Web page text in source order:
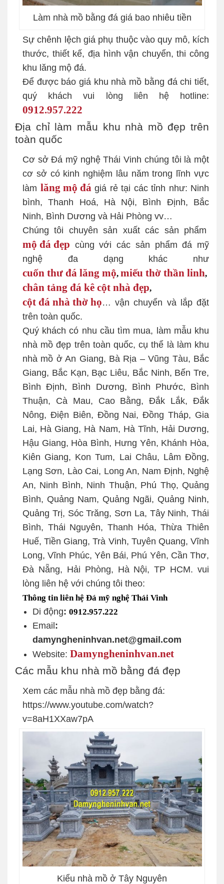
Làm nhà mồ bằng đá giá bao nhiêu tiền
Sự chênh lệch giá phụ thuộc vào quy mô, kích
thước, thiết kế, địa hình vận chuyển, thi công
khu lăng mộ đá.
Để được báo giá khu nhà mồ bằng đá chi tiết,
quý khách vui lòng liên hệ hotline:
0912.957.222
Địa chỉ làm mẫu khu nhà mồ đẹp trên
toàn quốc
Cơ sở Đá mỹ nghệ Thái Vinh chúng tôi là một
cơ sở có kinh nghiệm lâu năm trong lĩnh vực
làm lăng mộ đá giá rẻ tại các tỉnh như: Ninh
bình, Thanh Hoá, Hà Nội, Bình Định, Bắc
Ninh, Bình Dương và Hải Phòng vv…
Chúng tôi chuyên sản xuất các sản phẩm
mộ đá đẹp cùng với các sản phẩm đá mỹ
nghệ đa dạng khác như
cuốn thư đá lăng mộ, miếu thờ thần linh,
chân tảng đá kê cột nhà đẹp,
cột đá nhà thờ họ… vận chuyển và lắp đặt
trên toàn quốc.
Quý khách có nhu cầu tìm mua, làm mẫu khu
nhà mồ đẹp trên toàn quốc, cụ thể là làm khu
nhà mồ ở An Giang, Bà Rịa – Vũng Tàu, Bắc
Giang, Bắc Kạn, Bạc Liêu, Bắc Ninh, Bến Tre,
Bình Định, Bình Dương, Bình Phước, Bình
Thuận, Cà Mau, Cao Bằng, Đắk Lắk, Đắk
Nông, Điện Biên, Đồng Nai, Đồng Tháp, Gia
Lai, Hà Giang, Hà Nam, Hà Tĩnh, Hải Dương,
Hậu Giang, Hòa Bình, Hưng Yên, Khánh Hòa,
Kiên Giang, Kon Tum, Lai Châu, Lâm Đồng,
Lạng Sơn, Lào Cai, Long An, Nam Định, Nghệ
An, Ninh Bình, Ninh Thuận, Phú Thọ, Quảng
Bình, Quảng Nam, Quảng Ngãi, Quảng Ninh,
Quảng Trị, Sóc Trăng, Sơn La, Tây Ninh, Thái
Bình, Thái Nguyên, Thanh Hóa, Thừa Thiên
Huế, Tiền Giang, Trà Vinh, Tuyên Quang, Vĩnh
Long, Vĩnh Phúc, Yên Bái, Phú Yên, Cần Thơ,
Đà Nẵng, Hải Phòng, Hà Nội, TP HCM. vui
lòng liên hệ với chúng tôi theo:
Thông tin liên hệ Đá mỹ nghệ Thái Vinh
Di động: 0912.957.222
Email:
damyngheninhvan.net@gmail.com
Website: Damyngheninhvan.net
Các mẫu khu nhà mồ bằng đá đẹp
Xem các mẫu nhà mồ đẹp bằng đá:
https://www.youtube.com/watch?
v=8aH1XXaw7pA
Kiểu nhà mồ ở Tây Nguyên